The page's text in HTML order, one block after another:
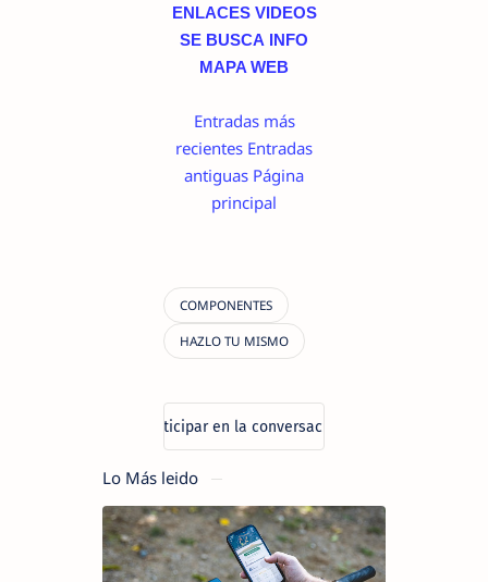
ENLACES VIDEOS
SE BUSCA INFO
MAPA WEB
Entradas más
recientes Entradas
antiguas Página
principal
Lo Más leido